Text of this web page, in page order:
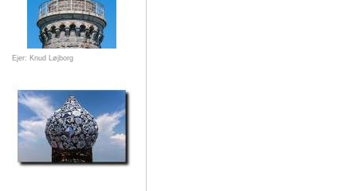
Ejer: Knud Løjborg